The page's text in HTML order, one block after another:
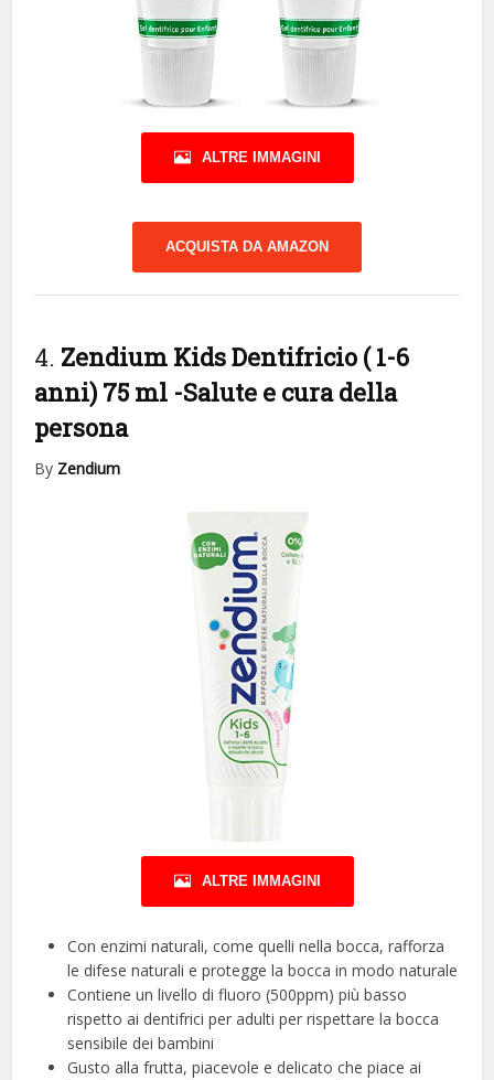
ALTRE IMMAGINI
ACQUISTA DA AMAZON
4. Zendium Kids Dentifricio ( 1-6
anni) 75 ml -Salute e cura della
persona
By Zendium
ALTRE IMMAGINI
Con enzimi naturali, come quelli nella bocca, rafforza
le difese naturali e protegge la bocca in modo naturale
Contiene un livello di fluoro (500ppm) più basso
rispetto ai dentifrici per adulti per rispettare la bocca
sensibile dei bambini
Gusto alla frutta, piacevole e delicato che piace ai